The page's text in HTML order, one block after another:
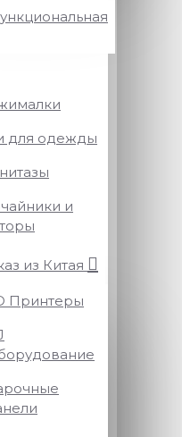
для одежды
и
из Китая
Принтеры